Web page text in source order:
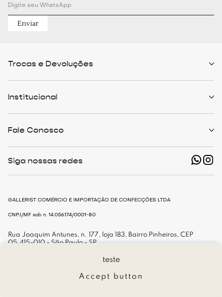
teste
Accept button
Enviar
Trocas e Devoluções
Formas de Pagamento
Cashback
Institucional
The Outlist
Nossas Lojas
Trabalhe Conosco
Fale Conosco
shop@gallerist.com.br
Siga nossas redes
GALLERIST COMÉRCIO E IMPORTAÇÃO DE CONFECÇÕES LTDA
CNPJ/MF sob n. 14.056.174/0001-80
Rua Joaquim Antunes, n. 177, loja 183, Bairro Pinheiros, CEP
05.415-010 - São Paulo - SP